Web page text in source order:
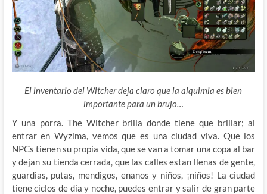
El inventario del Witcher deja claro que la alquimia es bien
importante para un brujo…
Y una porra. The Witcher brilla donde tiene que brillar; al
entrar en Wyzima, vemos que es una ciudad viva. Que los
NPCs tienen su propia vida, que se van a tomar una copa al bar
y dejan su tienda cerrada, que las calles estan llenas de gente,
guardias, putas, mendigos, enanos y niños, ¡niños! La ciudad
tiene ciclos de dia y noche, puedes entrar y salir de gran parte